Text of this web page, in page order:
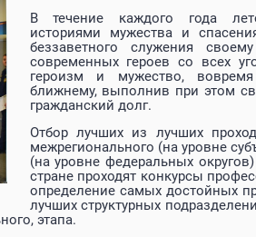
В течение каждого года
историями мужества и
беззаветного служения
современных героев со всех
героизм и мужество,
ближнему, выполнив при этом
гражданский долг.
Отбор лучших из лучших
межрегионального (на уровне
(на уровне федеральных
стране проходят конкурсы
определение самых достойных
лучших структурных
этапа.